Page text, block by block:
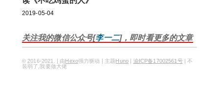
2019-05-04
关注我的微信公众号[李一二]，即时看更多的文章
© 2016-2021. | 由 Hexo强力驱动 | 主题 Huno 渝ICP备17002561号| 不
装弱了,我要做大佬